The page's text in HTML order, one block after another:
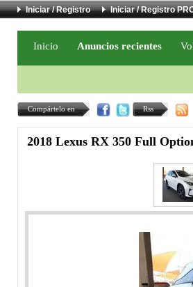
Iniciar / Registro Iniciar / Registro
Inicio Anuncios recientes
Compártelo en Rss
2018 Lexus RX 350 Full